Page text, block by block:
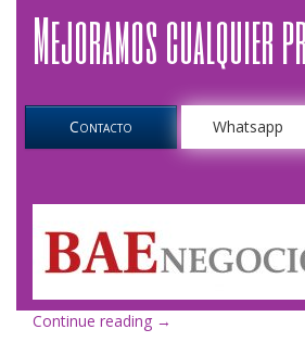
Mejoramos cualquier
Contacto Whatsapp
Continue reading «El
→